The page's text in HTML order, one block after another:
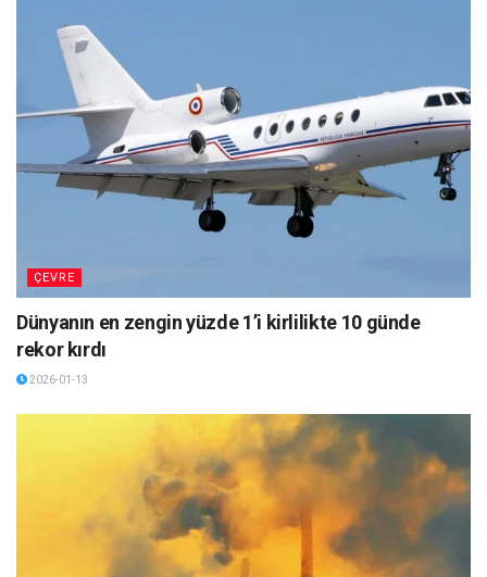
ÇEVRE
Dünyanın en zengin yüzde 1’i kirlilikte 10 günde
rekor kırdı
2026-01-13